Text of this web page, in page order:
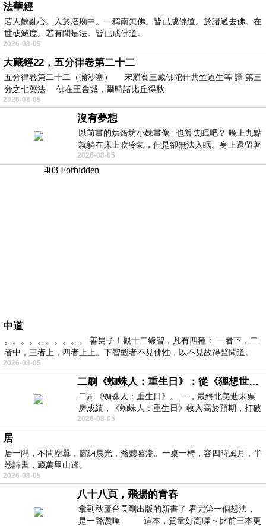
法華經
若人散亂心。入於塔廟中。一稱南無佛。皆已成佛道。於諸過去佛。在
世或滅度。若有聞是法。皆已成佛道。
2026-08-05
大藏經22，五分律卷第二十二
五分律卷第二十二（彌沙塞） 宋罽賓三藏佛陀什共竺道生等 譯 第三
分之七藥法 佛在王舍城，爾時諸比丘得秋
2026-08-05
沒有夢想
以前畫的烘焙坊小妹畫像↑ 也算失眠吧？ 晚上九點
就躺在床上吹冷氣，但是卻無法入眠。身上還留著
四點多跑的六公里的疲
2026-08-05
中道
。。。。。。。。。。 善男子！觀十二緣智，凡有四種： 一者下，二
者中，三者上，四者上上。下智觀者不見佛性，以不見故得聲聞道。
2026-08-05
二刷《蜘蛛人：重生日》：從《狸想世界》到《怪奇物語》
二刷《蜘蛛人：重生日》。.一，最終北美週末票
房成績，《蜘蛛人：重生日》收入高於預期，打破
《復仇者聯盟：終局之戰》記錄，成為
2026-08-05
居
居一隅，不問塵囂，窗納晨光，簷聽暮潮。一桌一椅，容四時風月，半
卷詩書，藏萬里山遙。
2026-08-05
八十八頁，飛揚的青春
拿到秋蘆台長剛出版的新書了 看完第一個想法，
是一聲讚嘆 這本，質量好高喔 ~ 比前三本更